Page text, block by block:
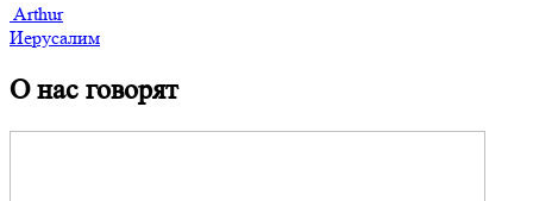
Arthur
Иерусалим
О нас говорят